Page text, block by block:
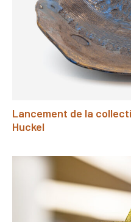
Lancement de la
Huckel